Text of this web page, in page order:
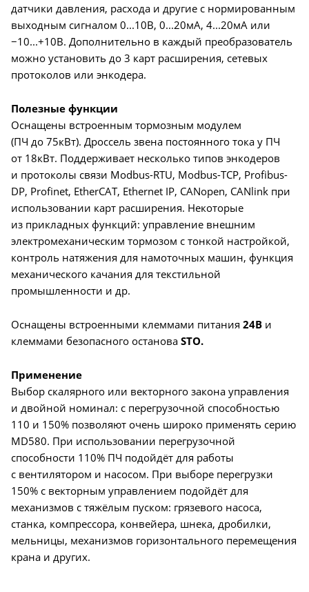
датчики давления, расхода и другие с нормированным
выходным сигналом 0...10В, 0...20мА, 4...20мА или
−10...+10В. Дополнительно в каждый преобразователь
можно установить до 3 карт расширения, сетевых
протоколов или энкодера.
Полезные функции
Оснащены встроенным тормозным модулем
(ПЧ до 75кВт). Дроссель звена постоянного тока у ПЧ
от 18кВт. Поддерживает несколько типов энкодеров
и протоколы связи Modbus-RTU, Modbus-TCP, Profibus-
DP, Profinet, EtherCAT, Ethernet IP, CANopen, CANlink при
использовании карт расширения. Некоторые
из прикладных функций: управление внешним
электромеханическим тормозом с тонкой настройкой,
контроль натяжения для намоточных машин, функция
механического качания для текстильной
промышленности и др.
Оснащены встроенными клеммами питания 24В и
клеммами безопасного останова STO.
Применение
Выбор скалярного или векторного закона управления
и двойной номинал: с перегрузочной способностью
110 и 150% позволяют очень широко применять серию
MD580. При использовании перегрузочной
способности 110% ПЧ подойдёт для работы
с вентилятором и насосом. При выборе перегрузки
150% с векторным управлением подойдёт для
механизмов с тяжёлым пуском: грязевого насоса,
станка, компрессора, конвейера, шнека, дробилки,
мельницы, механизмов горизонтального перемещения
крана и других.